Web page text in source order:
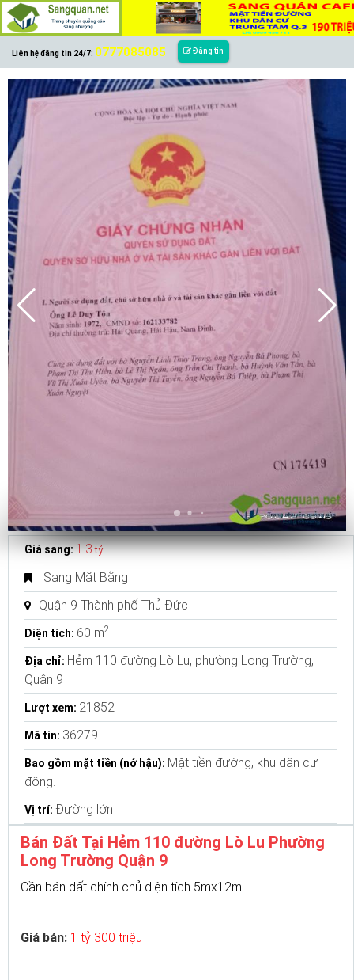
Liên hệ đăng tin 24/7: 0777085085 Đăng tin
Giá sang:1.3tỷ
Sang Mặt Bằng
Quận 9 Thành phố Thủ Đức
Diện tích: 60 m2
Địa chỉ: Hẻm 110 đường Lò Lu, phường Long Trường,
Quận 9
Lượt xem: 21852
Mã tin: 36279
Bao gồm mặt tiền (nở hậu): Mặt tiền đường, khu dân cư
đông.
Vị trí: Đường lớn
Bán Đất Tại Hẻm 110 đường Lò Lu Phường
Long Trường Quận 9
Cần bán đất chính chủ diện tích 5mx12m.
Giá bán: 1 tỷ 300 triệu